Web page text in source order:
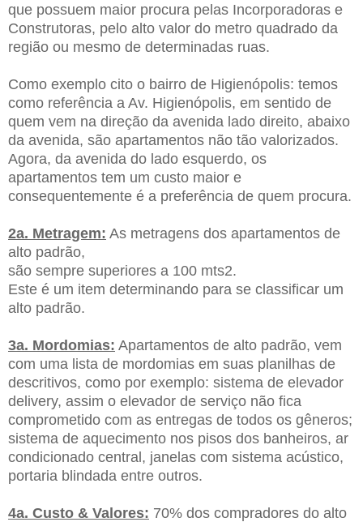
que possuem maior procura pelas Incorporadoras e
Construtoras, pelo alto valor do metro quadrado da
região ou mesmo de determinadas ruas.
Como exemplo cito o bairro de Higienópolis: temos
como referência a Av. Higienópolis, em sentido de
quem vem na direção da avenida lado direito, abaixo
da avenida, são apartamentos não tão valorizados.
Agora, da avenida do lado esquerdo, os
apartamentos tem um custo maior e
consequentemente é a preferência de quem procura.
2a. Metragem: As metragens dos apartamentos de
alto padrão,
são sempre superiores a 100 mts2.
Este é um item determinando para se classificar um
alto padrão.
3a. Mordomias: Apartamentos de alto padrão, vem
com uma lista de mordomias em suas planilhas de
descritivos, como por exemplo: sistema de elevador
delivery, assim o elevador de serviço não fica
comprometido com as entregas de todos os gêneros;
sistema de aquecimento nos pisos dos banheiros, ar
condicionado central, janelas com sistema acústico,
portaria blindada entre outros.
4a. Custo & Valores: 70% dos compradores do alto